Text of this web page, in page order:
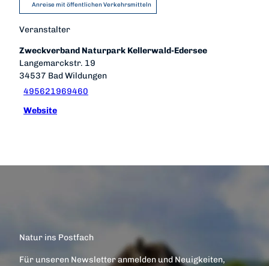
Anreise mit öffentlichen Verkehrsmitteln
Veranstalter
Zweckverband Naturpark Kellerwald-Edersee
Langemarckstr. 19
34537 Bad Wildungen
495621969460
Website
Natur ins Postfach
Für unseren Newsletter anmelden und Neuigkeiten,